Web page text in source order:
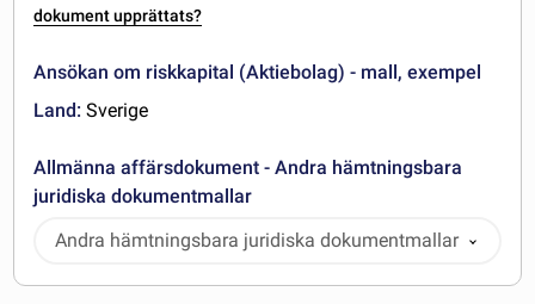
dokument upprättats?
Ansökan om riskkapital (Aktiebolag) - mall, exempel
Land: Sverige
Allmänna affärsdokument - Andra hämtningsbara
juridiska dokumentmallar
Andra hämtningsbara juridiska dokumentmallar